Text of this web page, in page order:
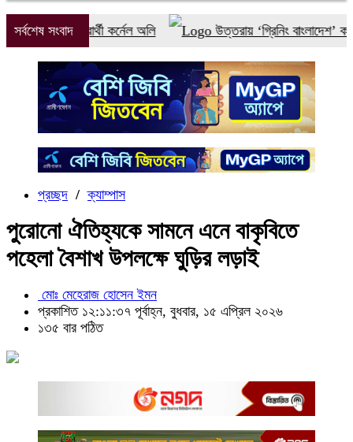
সর্বশেষ সংবাদ
জোটের প্রার্থী কর্নেল অলি উত্তরায় ‘গ্রিনিং বাংলাদেশ’ কর্মসূচির
প্রচ্ছদ /ক্যাম্পাস
পুরোনো ঐতিহ্যকে সামনে এনে বাকৃবিতে
পহেলা বৈশাখ উপলক্ষে ঘুড়ির লড়াই
মোঃ মেহেরাজ হোসেন ইমন
প্রকাশিত ১২:১১:৩৭ পূর্বাহ্ন, বুধবার, ১৫ এপ্রিল ২০২৬
১৩৫ বার পঠিত